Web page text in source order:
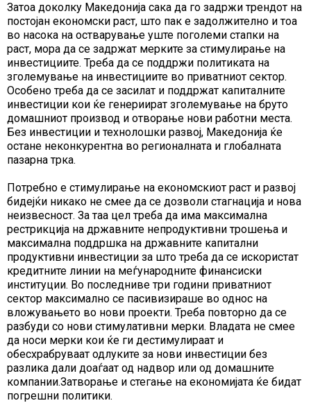
Затоа доколку Македонија сака да го задржи трендот на
постојан економски раст, што пак е задолжително и тоа
во насока на остварување уште поголеми стапки на
раст, мора да се задржат мерките за стимулирање на
инвестициите. Треба да се поддржи политиката на
зголемување на инвестициите во приватниот сектор.
Особено треба да се засилат и поддржат капиталните
инвестиции кои ќе генериират зголемување на бруто
домашниот производ и отворање нови работни места.
Без инвестиции и технолошки развој, Македонија ќе
остане неконкурентна во регионалната и глобалната
пазарна трка.
Потребно е стимулирање на економскиот раст и развој
бидејќи никако не смее да се дозволи стагнација и нова
неизвесност. За таа цел треба да има максимална
рестрикција на државните непродуктивни трошења и
максимална поддршка на државните капитални
продуктивни инвестиции за што треба да се искористат
кредитните линии на меѓународните финансиски
институции. Во последниве три години приватниот
сектор максимално се пасивизираше во однос на
вложувањето во нови проекти. Треба повторно да се
разбуди со нови стимулативни мерки. Владата не смее
да носи мерки кои ќе ги дестимулираат и
обесхрабруваат одлуките за нови инвестиции без
разлика дали доаѓаат од надвор или од домашните
компании.Затворање и стегање на економијата ќе бидат
погрешни политики.